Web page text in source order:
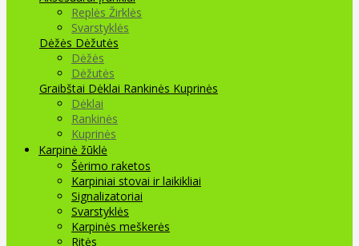
Replės Žirklės
Svarstyklės
Dėžės Dėžutės
Dėžės
Dėžutės
Graibštai Dėklai Rankinės Kuprinės
Dėklai
Rankinės
Kuprinės
Karpinė žūklė
Šėrimo raketos
Karpiniai stovai ir laikikliai
Signalizatoriai
Svarstyklės
Karpinės meškerės
Ritės